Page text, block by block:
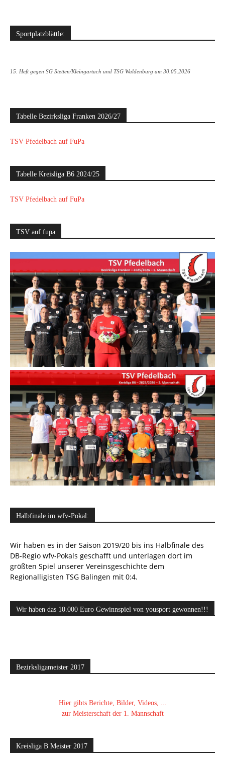
Sportplatzblättle:
15. Heft gegen SG Stetten/Kleingartach und TSG Waldenburg am 30.05.2026
Tabelle Bezirksliga Franken 2026/27
TSV Pfedelbach auf FuPa
Tabelle Kreisliga B6 2024/25
TSV Pfedelbach auf FuPa
TSV auf fupa
Halbfinale im wfv-Pokal:
Wir haben es in der Saison 2019/20 bis ins Halbfinale des
DB-Regio wfv-Pokals geschafft und unterlagen dort im
größten Spiel unserer Vereinsgeschichte dem
Regionalligisten TSG Balingen mit 0:4.
Wir haben das 10.000 Euro Gewinnspiel von yousport gewonnen!!!
Bezirksligameister 2017
Hier gibts Berichte, Bilder, Videos, ...
zur Meisterschaft der 1. Mannschaft
Kreisliga B Meister 2017